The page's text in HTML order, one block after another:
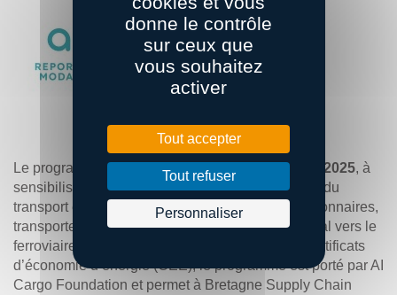
Le programme national Appel d’aiR vise, d’ici fin 2025, à
sensibiliser, accompagner et engager les acteurs du
transport et de la logistique (chargeurs, commissionnaires,
transporteurs…) dans leurs projets de report modal vers le
ferroviaire ou le fluvial. Financé au travers des certificats
d’économie d’énergie (CEE), le programme est porté par AI
Cargo Foundation et permet à Bretagne Supply Chain
donne le contrôle
sur ceux que
vous souhaitez
activer
Tout accepter
Tout refuser
Personnaliser